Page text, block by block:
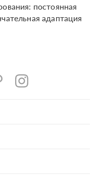
постоянная
адаптация